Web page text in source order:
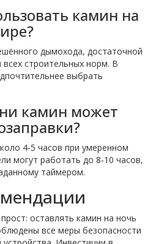
камин на
дымохода, достаточной
строительных норм. В
выбрать
камин может
4‑5 часов при умеренном
могут работать до 8‑10 часов,
таймером.
оставлять камин на ночь
все меры безопасности